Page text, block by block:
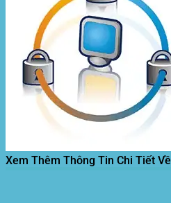
Xem Thêm Thông Tin Chi Tiết